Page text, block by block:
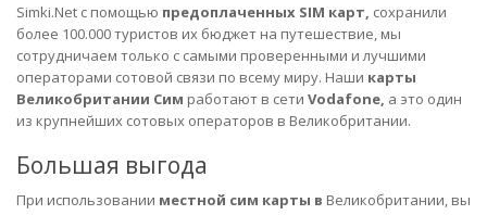
Simki.Net с помощью предоплаченных SIM карт, сохранили
более 100.000 туристов их бюджет на путешествие, мы
сотрудничаем только с самыми проверенными и лучшими
операторами сотовой связи по всему миру. Наши карты
Великобритании Сим работают в сети Vodafone, а это один
из крупнейших сотовых операторов в Великобритании.
Большая выгода
При использовании местной сим карты в Великобритании, вы